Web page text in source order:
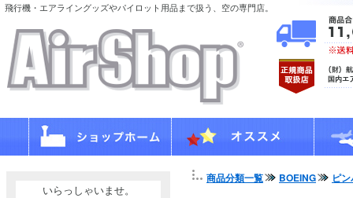
飛行機・エアライングッズやパイロット用品まで扱う、空の専門店。
いらっしゃいませ。
商品分類一覧 BOEING ピ